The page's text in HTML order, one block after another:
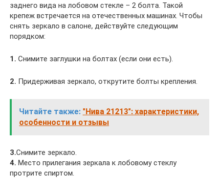
заднего вида на лобовом стекле – 2 болта. Такой
крепеж встречается на отечественных машинах. Чтобы
снять зеркало в салоне, действуйте следующим
порядком:
1. Снимите заглушки на болтах (если они есть).
2. Придерживая зеркало, открутите болты крепления.
Читайте также: "Нива 21213": характеристики,
особенности и отзывы
3.Снимите зеркало.
4. Место прилегания зеркала к лобовому стеклу
протрите спиртом.